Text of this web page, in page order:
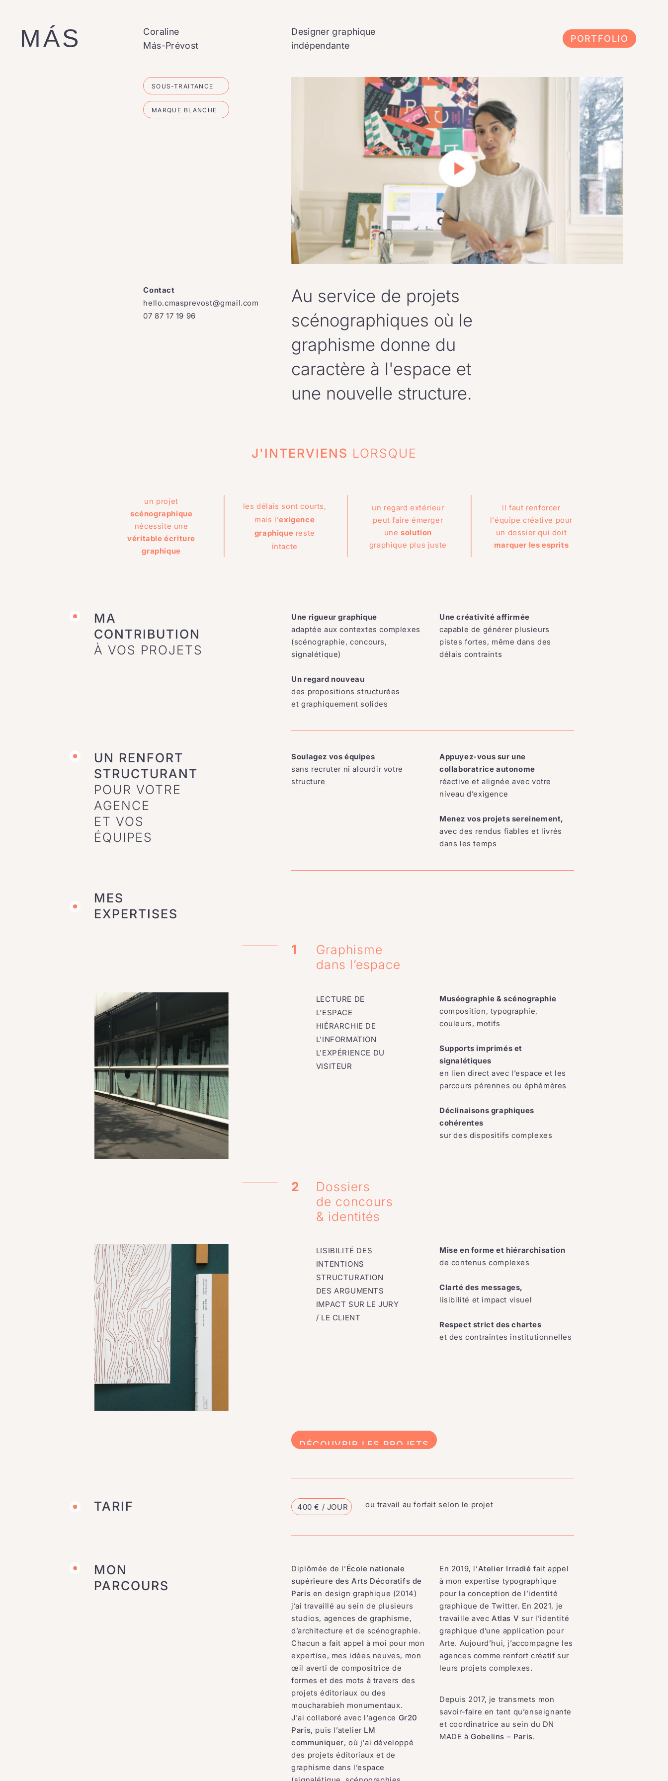
MÁS
Coraline
Más-Prévost
Designer graphique
indépendante
PORTFOLIO
SOUS-TRAITANCE
MARQUE BLANCHE
Contact
hello.cmasprevost@gmail.com
07 87 17 19 96
Au service de projets
scénographiques où le
graphisme donne du
caractère à l'espace et
une nouvelle structure.
J'INTERVIENS LORSQUE
un projet
scénographique
nécessite une
véritable écriture
graphique
les délais sont courts,
mais l’exigence
graphique reste
intacte
un regard extérieur
peut faire émerger
unesolution
graphique plus juste
il faut renforcer
l'équipe créative pour
un dossier qui doit
marquer les esprits
MA
CONTRIBUTION
À VOS PROJETS
Une rigueur graphique
adaptée aux contextes complexes
(scénographie, concours,
signalétique)
Un regard nouveau
des propositions structurées
et graphiquement solides
Une créativité affirmée
capable de générer plusieurs
pistes fortes, même dans des
délais contraints
UN RENFORT
STRUCTURANT
POUR VOTRE
AGENCE
ET VOS
ÉQUIPES
Soulagez vos équipes
sans recruter ni alourdir votre
structure
Appuyez-vous sur une
collaboratrice autonome
réactive et alignée avec votre
niveau d’exigence
Menez vos projets sereinement,
avec des rendus fiables et livrés
dans les temps
MES
EXPERTISES
1
Graphisme
dans l’espace
LECTURE DE
L'ESPACE
HIÉRARCHIE DE
L'INFORMATION
L'EXPÉRIENCE DU
VISITEUR
Muséographie & scénographie
composition, typographie,
couleurs, motifs
Supports imprimés et
signalétiques
en lien direct avec l’espace et les
parcours pérennes ou éphémères
Déclinaisons graphiques
cohérentes
sur des dispositifs complexes
2
Dossiers
de concours
& identités
LISIBILITÉ DES
INTENTIONS
STRUCTURATION
DES ARGUMENTS
IMPACT SUR LE JURY
/ LE CLIENT
Mise en forme et hiérarchisation
de contenus complexes
Clarté des messages,
lisibilité et impact visuel
Respect strict des chartes
et des contraintes institutionnelles
DÉCOUVRIR LES PROJETS
TARIF 400 € / JOUR ou travail au forfait selon le projet
MON
PARCOURS
Diplômée de l’École nationale
supérieure des Arts Décoratifs de
Paris en design graphique (2014)
j’ai travaillé au sein de plusieurs
studios, agences de graphisme,
d’architecture et de scénographie.
Chacun a fait appel à moi pour mon
expertise, mes idées neuves, mon
œil averti de compositrice de
formes et des mots à travers des
projets éditoriaux ou des
moucharabieh monumentaux.
J'ai collaboré avec l'agence Gr20
Paris, puis l’atelier LM
communiquer, où j'ai développé
des projets éditoriaux et de
graphisme dans l’espace
En 2019, l’Atelier Irradié fait appel
à mon expertise typographique
pour la conception de l’identité
graphique de Twitter. En 2021, je
travaille avec Atlas V sur l’identité
graphique d’une application pour
Arte. Aujourd’hui, j’accompagne les
agences comme renfort créatif sur
leurs projets complexes.
Depuis 2017, je transmets mon
savoir-faire en tant qu’enseignante
et coordinatrice au sein du DN
MADE àGobelins – Paris.